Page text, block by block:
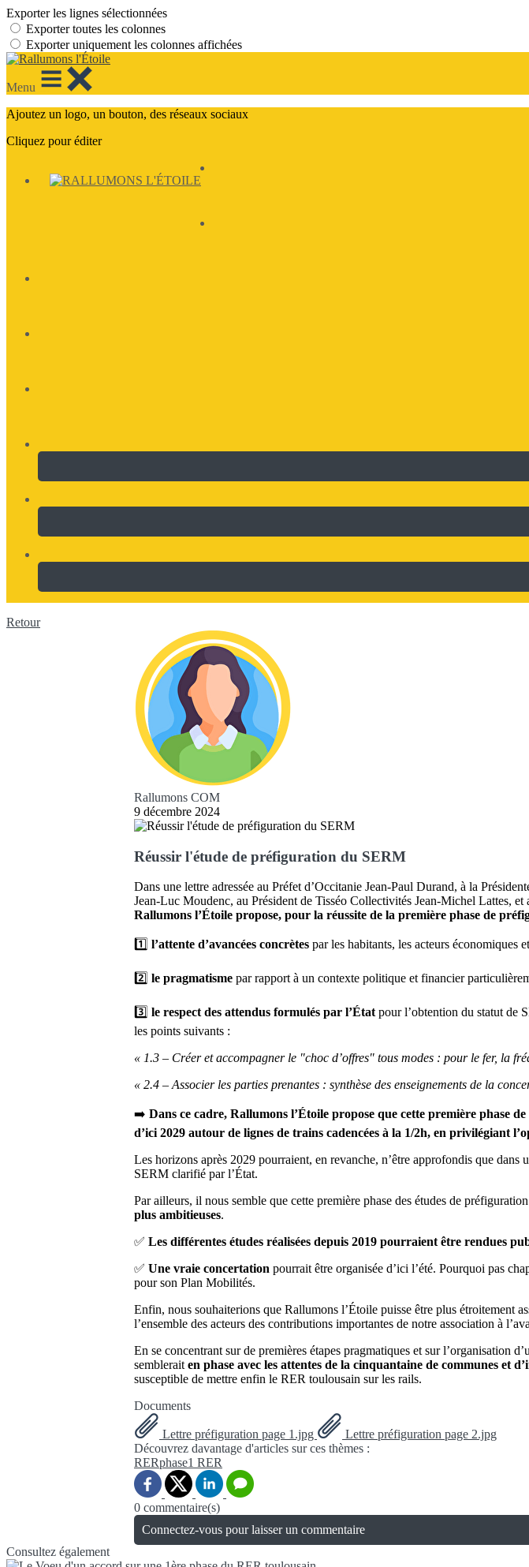
Exporter les lignes sélectionnées
Exporter toutes les colonnes
Exporter uniquement les colonnes affichées
Menu
Ajoutez un logo, un bouton, des réseaux sociaux
Cliquez pour éditer
Retour
Rallumons COM
9 décembre 2024
Réussir l'étude de préfiguration du SERM
Dans une lettre adressée au Préfet d’Occitanie Jean-Paul Durand, à la
Jean-Luc Moudenc, au Président de Tisséo Collectivités Jean-Michel Lattes,
Rallumons l’Étoile propose, pour la réussite de la première phase de
1️⃣ l’attente d’avancées concrètes par les habitants, les acteurs économiques
2️⃣ le pragmatisme par rapport à un contexte politique et financier
3️⃣ le respect des attendus formulés par l’Étatpour l’obtention du statut de
les points suivants :
« 1.3 – Créer et accompagner le "choc d’offres" tous modes : pour le fer, la
« 2.4 – Associer les parties prenantes : synthèse des enseignements de la
➡️ Dans ce cadre, Rallumons l’Étoile propose que cette première phase
d’ici 2029 autour de lignes de trains cadencées à la 1/2h, en privilégiant
Les horizons après 2029 pourraient, en revanche, n’être approfondis que
SERM clarifié par l’État.
Par ailleurs, il nous semble que cette première phase des études de
plus ambitieuses.
✅ Les différentes études réalisées depuis 2019 pourraient être rendues
✅ Une vraie concertation pourrait être organisée d’ici l’été. Pourquoi pas
pour son Plan Mobilités.
Enfin, nous souhaiterions que Rallumons l’Étoile puisse être plus étroitement
l’ensemble des acteurs des contributions importantes de notre association à
En se concentrant sur de premières étapes pragmatiques et sur l’organisation
sembleraiten phase avec les attentes de la cinquantaine de communes et
susceptible de mettre enfin le RER toulousain sur les rails.
Documents
Lettre préfiguration page 1.jpg
Lettre préfiguration page 2.jpg
Découvrez davantage d'articles sur ces thèmes :
RERphase1 RER
0 commentaire(s)
Connectez-vous pour laisser un commentaire
Consultez également